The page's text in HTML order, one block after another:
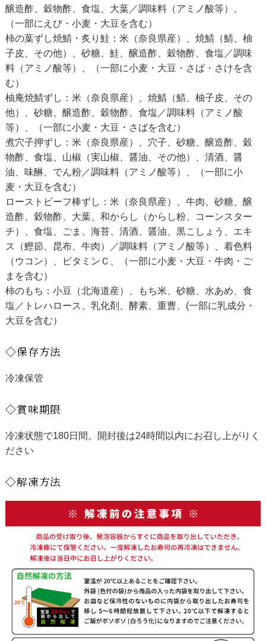
醸造酢、穀物酢、食塩、大葉／調味料（アミノ酸等）、
（一部にえび・小麦・大豆を含む）
柿の葉ずし焼鯖・炙り鮭：米（奈良県産）、焼鯖（鯖、柚
子皮、その他）、砂糖、鮭、醸造酢、穀物酢、食塩／調味
料（アミノ酸等）、（一部に小麦・大豆・さば・さけを含
む）
柚庵焼鯖ずし：米（奈良県産）、焼鯖（鯖、柚子皮、その
他）、砂糖、醸造酢、穀物酢、食塩／調味料（アミノ酸
等）、（一部に小麦・大豆・さばを含む）
煮穴子押ずし：米（奈良県産）、穴子、砂糖、醸造酢、穀
物酢、食塩、山椒（実山椒、醤油、その他）、清酒、醤
油、味醂、でん粉／調味料（アミノ酸等）、（一部に小
麦・大豆を含む）
ローストビーフ棒ずし：米（奈良県産）、牛肉、砂糖、醸
造酢、穀物酢、大葉、和からし（からし粉、コーンスター
チ）、食塩、ごま、海苔、清酒、醤油、黒こしょう、エキ
ス（鰹節、昆布、牛肉）／調味料（アミノ酸等）、着色料
（ウコン）、ビタミンＣ、（一部に小麦・大豆・牛肉・ご
まを含む）
柿のもち：小豆（北海道産）、もち米、砂糖、水あめ、食
塩／トレハロース、乳化剤、酵素、重曹、(一部に乳成分・
大豆を含む）
◇保存方法
冷凍保管
◇賞味期限
冷凍状態で180日間。開封後は24時間以内にお召し上がりく
ださい
◇解凍方法